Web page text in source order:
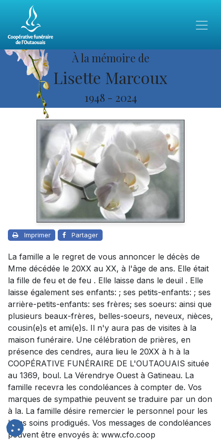
À la mémoire de
Lisette Marcoux
1948 - 2024
Imprimer Partager
La famille a le regret de vous annoncer le décès de
Mme décédée le 20XX au XX, à l'âge de ans. Elle était
la fille de feu et de feu . Elle laisse dans le deuil . Elle
laisse également ses enfants: ; ses petits-enfants: ; ses
arrière-petits-enfants: ses frères; ses soeurs: ainsi que
plusieurs beaux-frères, belles-soeurs, neveux, nièces,
cousin(e)s et ami(e)s. Il n'y aura pas de visites à la
maison funéraire. Une célébration de prières, en
présence des cendres, aura lieu le 20XX à h à la
COOPÉRATIVE FUNÉRAIRE DE L'OUTAOUAIS située
au 1369, boul. La Vérendrye Ouest à Gatineau. La
famille recevra les condoléances à compter de. Vos
marques de sympathie peuvent se traduire par un don
à la. La famille désire remercier le personnel pour les
bons soins prodigués. Vos messages de condoléances
peuvent être envoyés à: www.cfo.coop